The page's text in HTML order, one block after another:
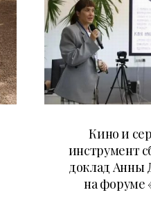
Кино и
инструмент
доклад Анны
на форуме